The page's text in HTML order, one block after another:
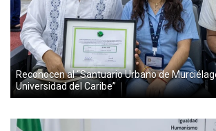
Reconocen al “Santuario Urbano de
Universidad del Caribe”